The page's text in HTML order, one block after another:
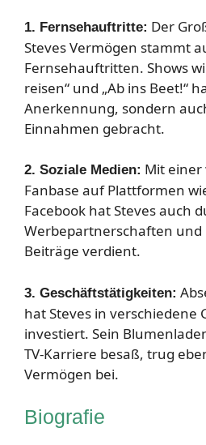
1. Fernsehauftritte: Der
Steves Vermögen stammt
Fernsehauftritten. Shows
reisen“ und „Ab ins Beet!“
Anerkennung, sondern
Einnahmen gebracht.
2. Soziale Medien: Mit einer
Fanbase auf Plattformen
Facebook hat Steves auch
Werbepartnerschaften und
Beiträge verdient.
3. Geschäftstätigkeiten:
hat Steves in verschiedene
investiert. Sein
TV-Karriere besaß, trug
Vermögen bei.
Biografie